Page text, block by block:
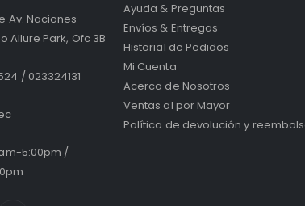
Av. Naciones
Allure Park, Ofc 3B
/ 023324131
5:00pm /
Ayuda & Preguntas
Envíos & Entregas
Historial de Pedidos
Mi Cuenta
Acerca de Nosotros
Ventas al por Mayor
Política de devolución y